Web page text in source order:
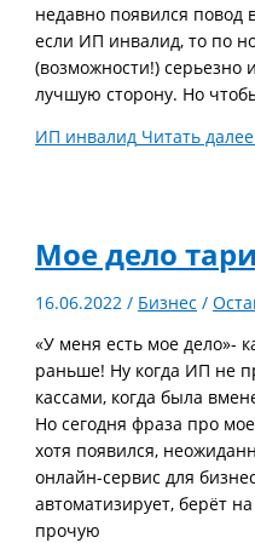
недавно появился повод
если ИП инвалид, то по
(возможности!)
лучшую сторону. Но
ИП инвалид Читать
Мое дело
16.06.2022/ Бизнес /
«У меня есть мое дело»-
раньше! Ну когда ИП не
кассами, когда была
Но сегодня фраза про
хотя появился,
онлайн-сервис для
автоматизирует, берёт
прочую